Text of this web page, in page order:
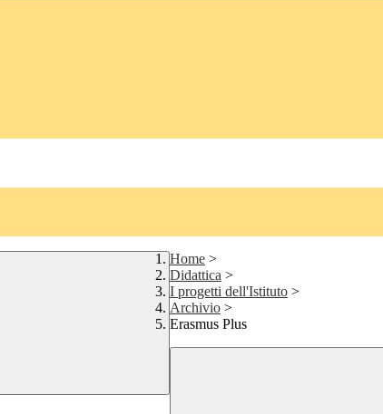
Home >
Didattica >
I progetti dell'Istituto >
Archivio >
Erasmus Plus